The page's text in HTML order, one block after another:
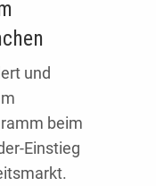
und
beim
Einstieg